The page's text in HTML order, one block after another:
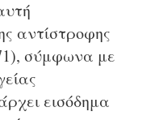
αντίστροφης
σύμφωνα με
εισόδημα